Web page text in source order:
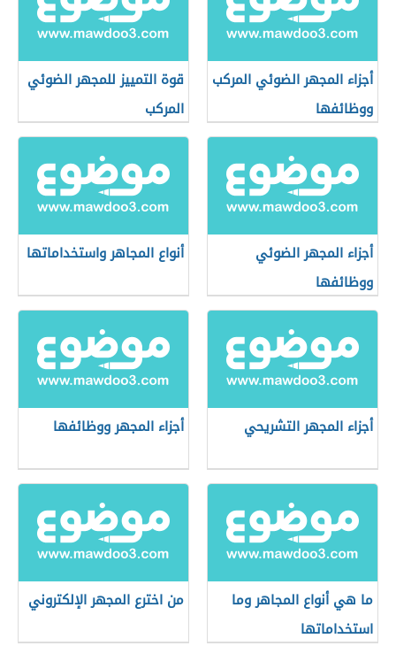
أجزاء المجهر الضوئي المركب
ووظائفها
قوة التمييز للمجهر الضوئي
المركب
أجزاء المجهر الضوئي
ووظائفها
أنواع المجاهر واستخداماتها
أجزاء المجهر التشريحي أجزاء المجهر ووظائفها
ما هي أنواع المجاهر وما
استخداماتها
من اخترع المجهر الإلكتروني